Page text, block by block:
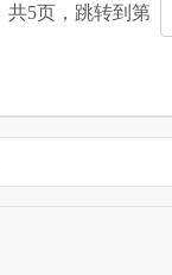
共5页，跳转到第